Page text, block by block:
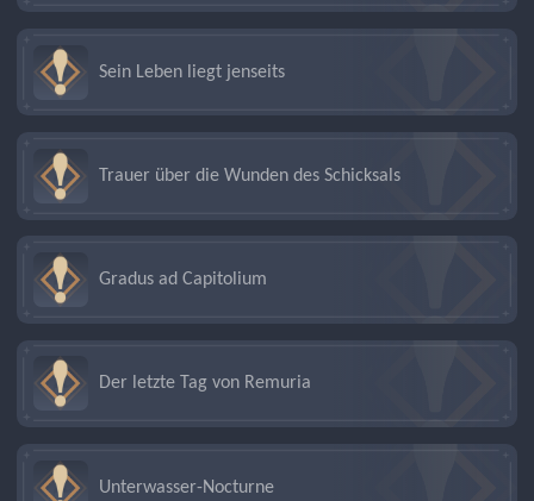
Sein Leben liegt jenseits
Trauer über die Wunden des Schicksals
Gradus ad Capitolium
Der letzte Tag von Remuria
Unterwasser-Nocturne